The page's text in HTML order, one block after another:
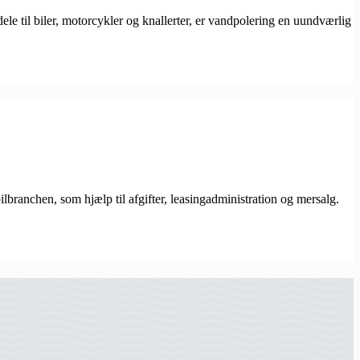
til biler, motorcykler og knallerter, er vandpolering en uundværlig
som hjælp til afgifter, leasingadministration og mersalg.